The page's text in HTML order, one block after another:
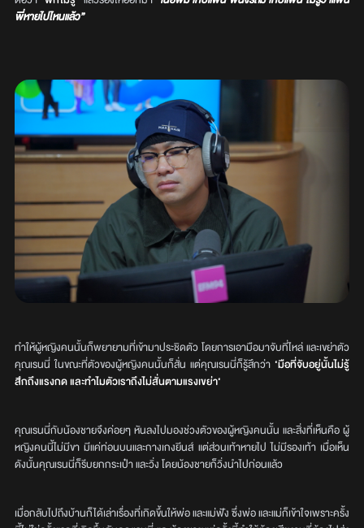
พี่หายไปไหนแล้ว”
ทำให้ผู้หญิงคนนั้นก็พยายามที่เข้ามาประชิดตัว โดยการเอามือมาจับที่ไหล่ และเขย่าตัว
คุณเรนนี่ ในขณะที่ตัวของผู้หญิงคนนั้นก็สั่น แต่คุณเรนนี่ก็รู้สึกว่า ‘มือที่จับอยู่นั้นไม่รู้
สึกถึงแรงกด และทำไมตัวเราถึงไม่สั่นตามแรงเขย่า‘
คุณเรนนี่กับน้องชายจึงค่อยๆ หันลงไปมองช่วงตัวของผู้หญิงคนนั้น และสิ่งที่เห็นคือ ผู้
หญิงคนนี้ไม่มีขา มีแค่ท่อนบนและกางเกงยีนส์ แต่ส่วนเท้าหายไป ไม่มีรองเท้า เมื่อเห็น
ดังนั้นคุณเรนนี่ก็รีบยกกระเป๋า และวิ่ง โดยน้องชายก็วิ่งนำไปก่อนแล้ว
เมื่อกลับไปถึงบ้านก็ได้เล่าเรื่องที่เกิดขึ้นให้พ่อ และแม่ฟัง ซึ่งพ่อ และแม่ก็เข้าใจเพราะครั้ง